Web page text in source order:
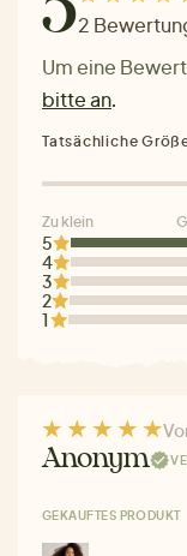
2
Um eine
bitte an.
5
4
3
2
1
Tatsächliche
Zu klein
Anonym
GEKAUFTES PRODUKT